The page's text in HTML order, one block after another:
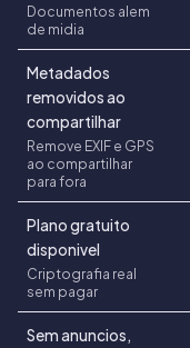
Documentos alem
de midia
Metadados
removidos ao
compartilhar
Remove EXIF e GPS
ao compartilhar
para fora
Plano gratuito
disponivel
Criptografia real
sem pagar
Sem anuncios,